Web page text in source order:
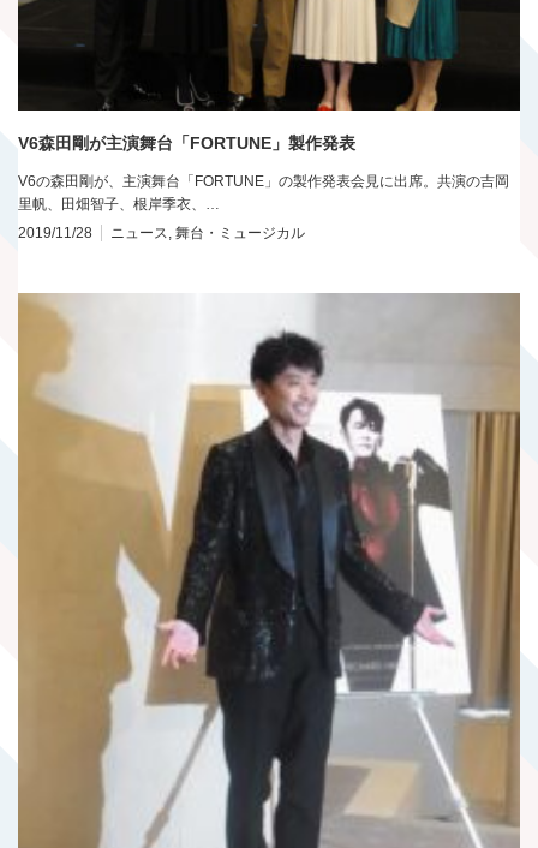
V6森田剛が主演舞台「FORTUNE」製作発表
V6の森田剛が、主演舞台「FORTUNE」の製作発表会見に出席。共演の吉岡
里帆、田畑智子、根岸季衣、…
2019/11/28
ニュース, 舞台・ミュージカル